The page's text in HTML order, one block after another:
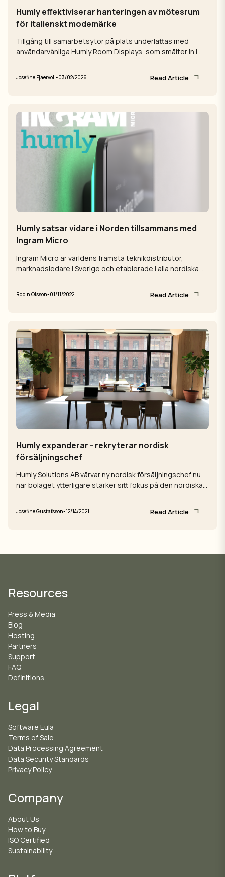
Humly effektiviserar hanteringen av mötesrum
för italienskt modemärke
Tillgång till samarbetsytor på plats underlättas med
användarvänliga Humly Room Displays, som smälter in i
Josefine Fjaervoll•03/02/2026 Read Article
Humly satsar vidare i Norden tillsammans med
Ingram Micro
Ingram Micro är världens främsta teknikdistributör,
marknadsledare i Sverige och etablerade i alla nordiska
Robin Olsson•01/11/2022 Read Article
Humly expanderar - rekryterar nordisk
försäljningschef
Humly Solutions AB värvar ny nordisk försäljningschef nu
när bolaget ytterligare stärker sitt fokus på den nordiska
Josefine Gustafsson•12/14/2021 Read Article
Resources
Press & Media
Blog
Hosting
Partners
Support
FAQ
Definitions
Legal
Software Eula
Terms of Sale
Data Processing Agreement
Data Security Standards
Privacy Policy
Company
About Us
How to Buy
ISO Certified
Sustainability